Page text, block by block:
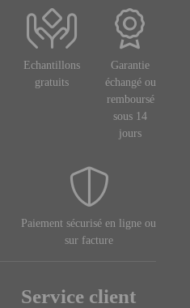
Echantillons
gratuits
Garantie
échangé ou
remboursé
sous 14
jours
Paiement sécurisé en ligne ou
sur facture
Service client